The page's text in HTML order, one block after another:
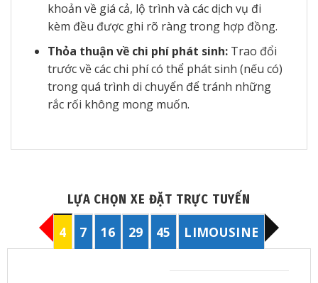
khoản về giá cả, lộ trình và các dịch vụ đi
kèm đều được ghi rõ ràng trong hợp đồng.
Thỏa thuận về chi phí phát sinh:Trao đổi
trước về các chi phí có thể phát sinh (nếu có)
trong quá trình di chuyển để tránh những
rắc rối không mong muốn.
LỰA CHỌN XE ĐẶT TRỰC TUYẾN
4 7 16 29 45 LIMOUSINE